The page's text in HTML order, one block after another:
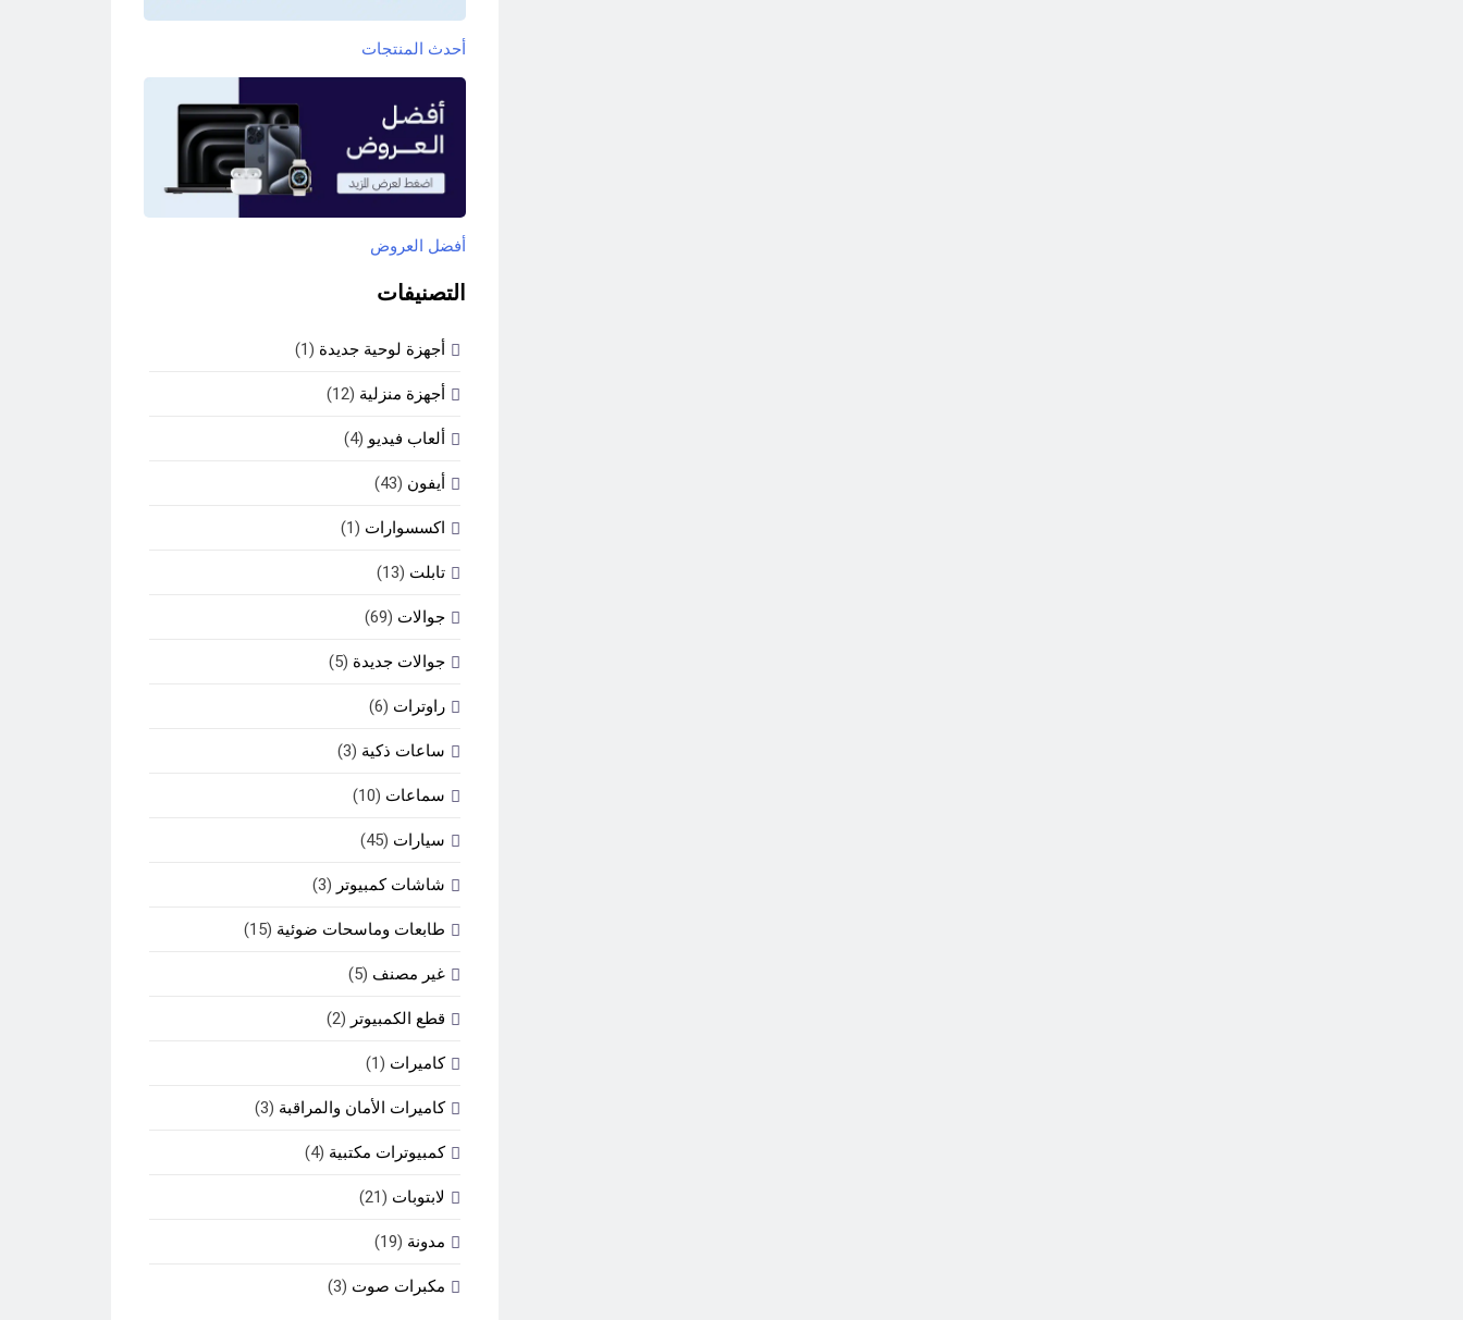
أحدث المنتجات
أفضل العروض
التصنيفات
أجهزة لوحية جديدة (1)
أجهزة منزلية (12)
ألعاب فيديو (4)
أيفون (43)
اكسسوارات (1)
تابلت (13)
جوالات (69)
جوالات جديدة (5)
راوترات (6)
ساعات ذكية (3)
سماعات (10)
سيارات (45)
شاشات كمبيوتر (3)
طابعات وماسحات ضوئية (15)
غير مصنف (5)
قطع الكمبيوتر (2)
كاميرات (1)
كاميرات الأمان والمراقبة (3)
كمبيوترات مكتبية (4)
لابتوبات (21)
مدونة (19)
مكبرات صوت (3)